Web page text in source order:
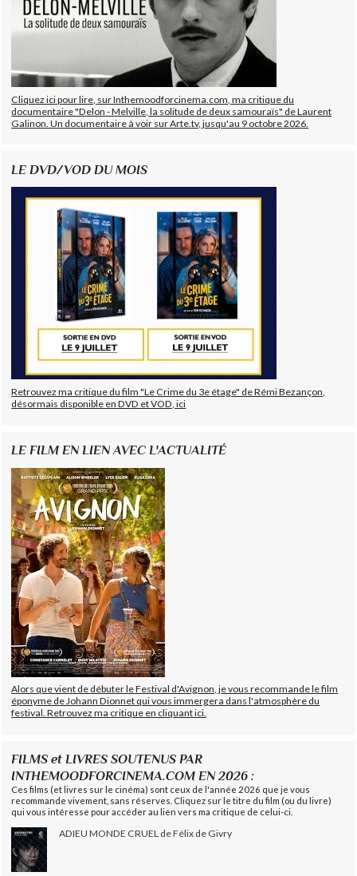
Cliquez ici pour lire, sur Inthemoodforcinema.com, ma critique du
documentaire "Delon - Melville, la solitude de deux samouraïs" de Laurent
Galinon. Un documentaire à voir sur Arte.tv, jusqu'au 9 octobre 2026.
LE DVD/VOD DU MOIS
Retrouvez ma critique du film "Le Crime du 3e étage" de Rémi Bezançon,
désormais disponible en DVD et VOD, ici
LE FILM EN LIEN AVEC L'ACTUALITÉ
Alors que vient de débuter le Festival d'Avignon, je vous recommande le film
éponyme de Johann Dionnet qui vous immergera dans l'atmosphère du
festival. Retrouvez ma critique en cliquant ici.
FILMS et LIVRES SOUTENUS PAR
INTHEMOODFORCINEMA.COM EN 2026 :
Ces films (et livres sur le cinéma) sont ceux de l'année 2026 que je vous
recommande vivement, sans réserves. Cliquez sur le titre du film (ou du livre)
qui vous intéresse pour accéder au lien vers ma critique de celui-ci.
ADIEU MONDE CRUEL de Félix de Givry